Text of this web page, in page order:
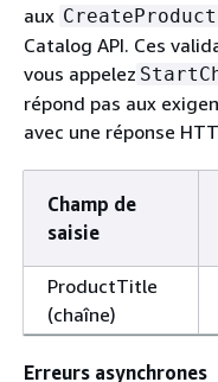
aux CreateProduct
Catalog API. Ces
vous appelez
répond pas aux
avec une réponse
Champ de
saisie
ProductTitle
(chaîne)
Erreurs asynchrones